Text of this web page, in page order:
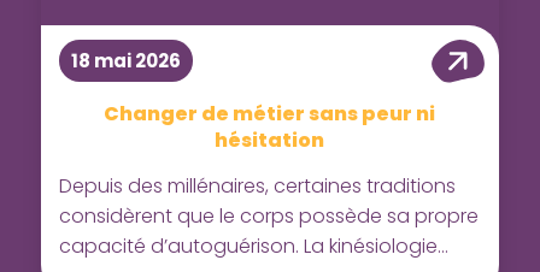
Changer de métier sans peur ni
hésitation
18 mai 2026
Depuis des millénaires, certaines traditions
considèrent que le corps possède sa propre
capacité d’autoguérison. La kinésiologie